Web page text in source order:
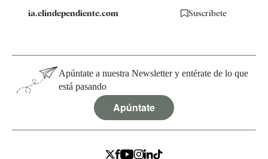
ia.elindependiente.com Suscríbete
Apúntate a nuestra Newsletter y entérate de lo que
está pasando
Apúntate